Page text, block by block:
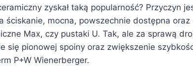
zyskał taką popularność? Przyczyn
ściskanie, mocna, powszechnie dostępna
Max, czy pustaki U. Tak, ale za sprawą
się pionowej spoiny oraz zwiększenie
P+W Wienerberger.